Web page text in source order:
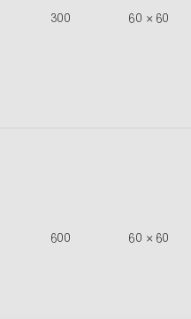
300 60 × 60
600 60 × 60